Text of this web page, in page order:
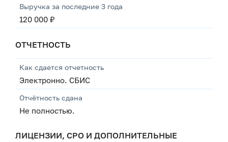
Выручка за последние 3 года
120 000 ₽
ОТЧЕТНОСТЬ
Как сдается отчетность
Электронно. СБИС
Отчётность сдана
Не полностью.
ЛИЦЕНЗИИ, СРО И ДОПОЛНИТЕЛЬНЫЕ